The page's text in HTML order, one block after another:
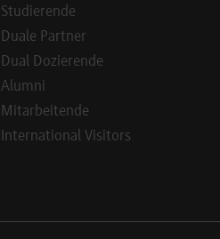
Studierende
Duale Partner
Dual Dozierende
Alumni
Mitarbeitende
International Visitors